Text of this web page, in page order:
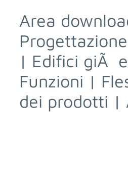
Area
Progettazione
| Edifici giÃ
Funzioni |
dei prodotti |